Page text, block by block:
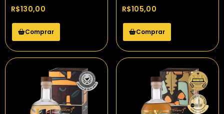
R$130,00
Comprar
R$105,00
Comprar